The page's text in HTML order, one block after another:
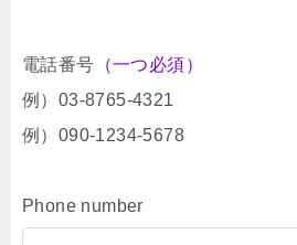
電話番号 （一つ必須）
例）03-8765-4321
例）090-1234-5678
Phone number